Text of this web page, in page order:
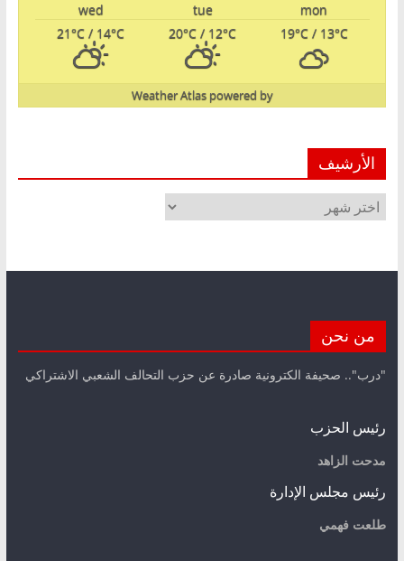
mon
tue
wed
19°C/ 13°C
20°C / 12°C
21°C / 14°C
powered by
Weather Atlas
الأرشيف
الأرشيف
من نحن
"درب".. صحيفة الكترونية صادرة عن حزب التحالف الشعبي الاشتراكي
رئيس الحزب
مدحت الزاهد
رئيس مجلس الإدارة
طلعت فهمي